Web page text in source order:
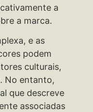
a
a marca.
e as
podem
culturais,
No entanto,
que descreve
associadas